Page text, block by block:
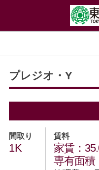
プレジオ・Y
間取り
1K
賃料
家賃：
専有面積